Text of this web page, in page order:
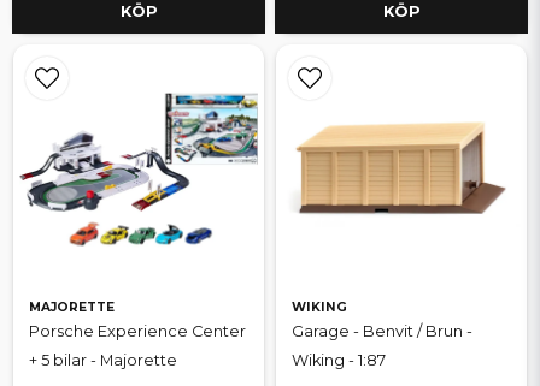
KÖP KÖP
MAJORETTE
Porsche Experience Center
+ 5 bilar - Majorette
WIKING
Garage - Benvit / Brun -
Wiking - 1:87